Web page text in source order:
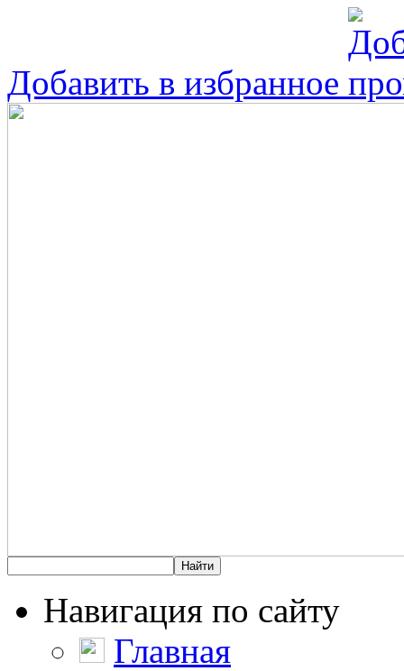
Добавить в избранное
Навигация по сайту
Главная